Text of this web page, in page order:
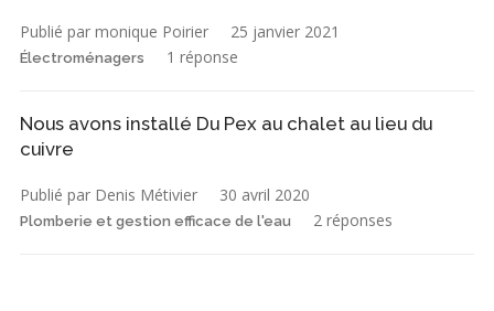
Publié par monique Poirier 25 janvier 2021
Électroménagers 1 réponse
Nous avons installé Du Pex au chalet au lieu du
cuivre
Publié par Denis Métivier 30 avril 2020
Plomberie et gestion efficace de l'eau 2 réponses